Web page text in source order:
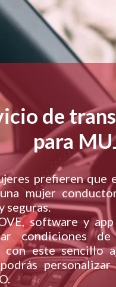
de
para
prefieren
mujer
seguras.
software y
condiciones
con este sencillo